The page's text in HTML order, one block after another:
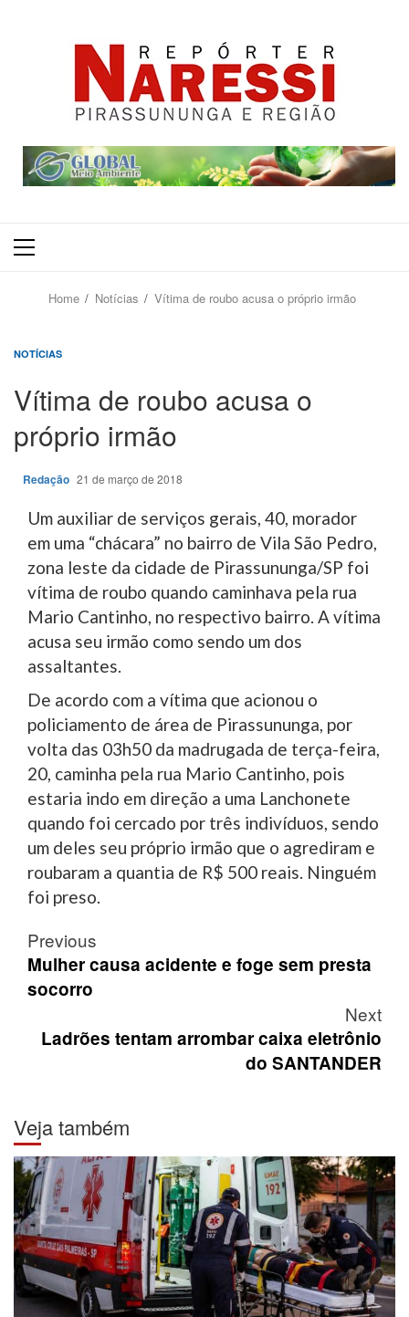
Primary
Home Notícias Vítima de roubo acusa o próprio irmão
NOTÍCIAS
Vítima de roubo acusa o
próprio irmão
Redação 21 de março de 2018
Um auxiliar de serviços gerais, 40, morador
em uma “chácara” no bairro de Vila São Pedro,
zona leste da cidade de Pirassununga/SP foi
vítima de roubo quando caminhava pela rua
Mario Cantinho, no respectivo bairro. A vítima
acusa seu irmão como sendo um dos
assaltantes.
De acordo com a vítima que acionou o
policiamento de área de Pirassununga, por
volta das 03h50 da madrugada de terça-feira,
20, caminha pela rua Mario Cantinho, pois
estaria indo em direção a uma Lanchonete
quando foi cercado por três indivíduos, sendo
um deles seu próprio irmão que o agrediram e
roubaram a quantia de R$ 500 reais. Ninguém
foi preso.
Post
navigation
Previous
Mulher causa acidente e foge sem presta
socorro
Next
Ladrões tentam arrombar caixa eletrônio
do SANTANDER
Veja também